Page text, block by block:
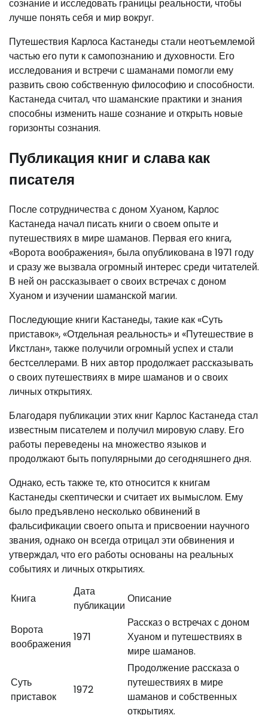
сознание и исследовать границы реальности, чтобы
лучше понять себя и мир вокруг.
Путешествия Карлоса Кастанеды стали неотъемлемой
частью его пути к самопознанию и духовности. Его
исследования и встречи с шаманами помогли ему
развить свою собственную философию и способности.
Кастанеда считал, что шаманские практики и знания
способны изменить наше сознание и открыть новые
горизонты сознания.
Публикация книг и слава как
писателя
После сотрудничества с доном Хуаном, Карлос
Кастанеда начал писать книги о своем опыте и
путешествиях в мире шаманов. Первая его книга,
«Ворота воображения», была опубликована в 1971 году
и сразу же вызвала огромный интерес среди читателей.
В ней он рассказывает о своих встречах с доном
Хуаном и изучении шаманской магии.
Последующие книги Кастанеды, такие как «Суть
приставок», «Отдельная реальность» и «Путешествие в
Икстлан», также получили огромный успех и стали
бестселлерами. В них автор продолжает рассказывать
о своих путешествиях в мире шаманов и о своих
личных открытиях.
Благодаря публикации этих книг Карлос Кастанеда стал
известным писателем и получил мировую славу. Его
работы переведены на множество языков и
продолжают быть популярными до сегодняшнего дня.
Однако, есть также те, кто относится к книгам
Кастанеды скептически и считает их вымыслом. Ему
было предъявлено несколько обвинений в
фальсификации своего опыта и присвоении научного
звания, однако он всегда отрицал эти обвинения и
утверждал, что его работы основаны на реальных
событиях и личных открытиях.
Книга
Дата
публикации
Описание
Ворота
воображения
1971
Рассказ о встречах с доном
Хуаном и путешествиях в
мире шаманов.
Суть
приставок
1972
Продолжение рассказа о
путешествиях в мире
шаманов и собственных
открытиях.